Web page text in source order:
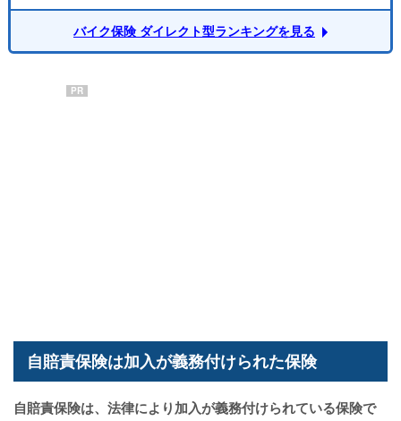
バイク保険 ダイレクト型ランキングを見る
PR
自賠責保険は加入が義務付けられた保険
自賠責保険は、法律により加入が義務付けられている保険で